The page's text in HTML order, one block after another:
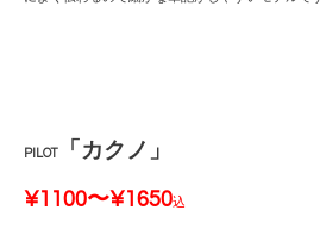
PILOT 「カクノ 」
¥1100〜¥1650込